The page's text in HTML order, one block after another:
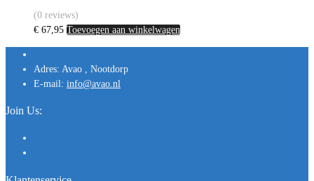
(0 reviews)
€ 67,95 Toevoegen aan winkelwagen
Adres: Avao , Nootdorp
E-mail: info@avao.nl
Join Us: